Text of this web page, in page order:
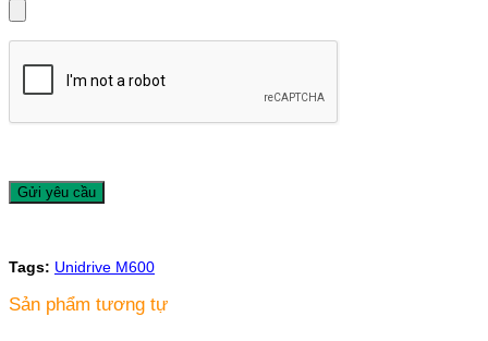
Tags: Unidrive M600
Sản phẩm tương tự